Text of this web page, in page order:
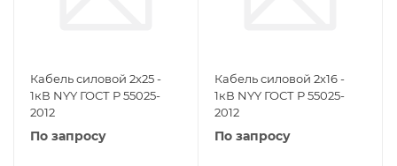
Кабель силовой 2х25 -
1кВ NYY ГОСТ Р 55025-
2012
По запросу
Кабель силовой 2х16 -
1кВ NYY ГОСТ Р 55025-
2012
По запросу